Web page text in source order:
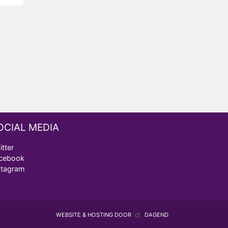
MEDIA
WEBSITE & HOSTING DOOR DAGEND